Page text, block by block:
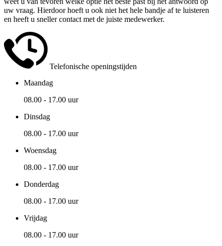
uw vraag. Hierdoor hoeft u ook niet het hele bandje af te luisteren
en heeft u sneller contact met de juiste medewerker.
Telefonische openingstijden
Maandag
08.00 - 17.00 uur
Dinsdag
08.00 - 17.00 uur
Woensdag
08.00 - 17.00 uur
Donderdag
08.00 - 17.00 uur
Vrijdag
08.00 - 17.00 uur